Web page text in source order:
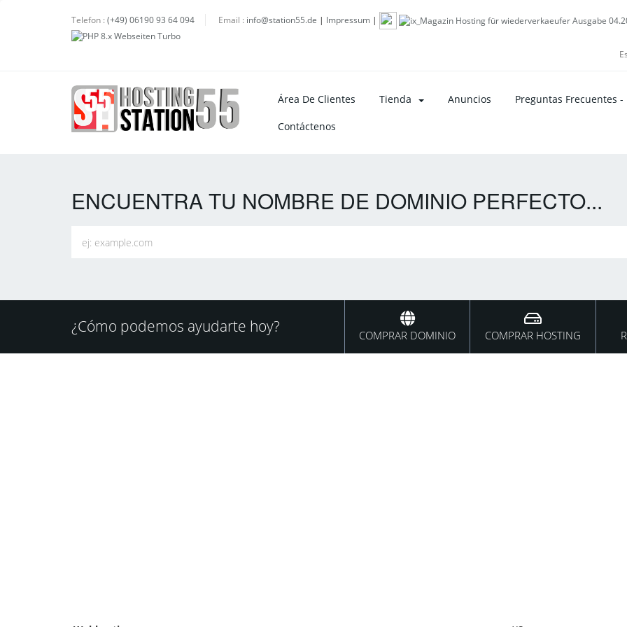
Telefon : (+49) 06190 93 64 094 Email : info@station55.de | Impressum |
Área De Clientes Tienda Anuncios Preguntas Frecuentes -
Contáctenos
ENCUENTRA TU NOMBRE DE DOMINIO PERFECTO...
¿Cómo podemos ayudarte hoy? COMPRAR DOMINIO COMPRAR HOSTING